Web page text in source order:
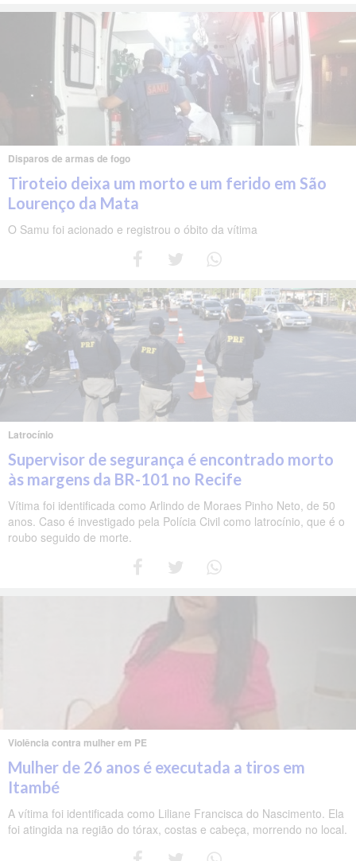
Disparos de armas de fogo
Tiroteio deixa um morto e um ferido em São
Lourenço da Mata
O Samu foi acionado e registrou o óbito da vítima
Latrocínio
Supervisor de segurança é encontrado morto
às margens da BR-101 no Recife
Vítima foi identificada como Arlindo de Moraes Pinho Neto, de 50
anos. Caso é investigado pela Polícia Civil como latrocínio, que é o
roubo seguido de morte.
Violência contra mulher em PE
Mulher de 26 anos é executada a tiros em
Itambé
A vítima foi identificada como Liliane Francisca do Nascimento. Ela
foi atingida na região do tórax, costas e cabeça, morrendo no local.